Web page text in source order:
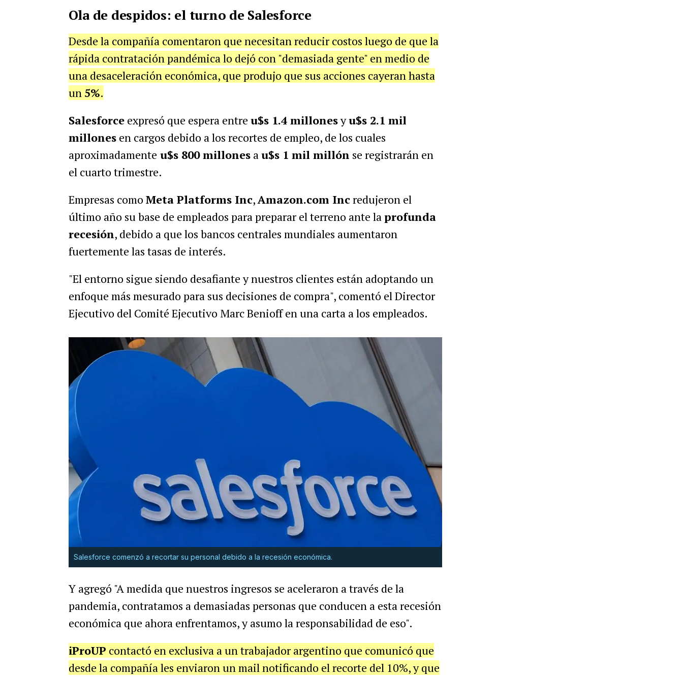
Ola de despidos: el turno de Salesforce
Desde la compañía comentaron que necesitan reducir costos luego de que la
rápida contratación pandémica lo dejó con "demasiada gente" en medio de
una desaceleración económica, que produjo que sus acciones cayeran hasta
un 5%.
Salesforceexpresó que espera entre u$s 1.4 millonesyu$s 2.1 mil
millonesen cargos debido a los recortes de empleo, de los cuales
aproximadamente u$s 800 millonesau$s 1 mil millón se registrarán en
el cuarto trimestre.
Empresas como Meta Platforms Inc,Amazon.com Incredujeron el
último año su base de empleados para preparar el terreno ante laprofunda
recesión, debido a que los bancos centrales mundiales aumentaron
fuertemente las tasas de interés.
"El entorno sigue siendo desafiante y nuestros clientes están adoptando un
enfoque más mesurado para sus decisiones de compra", comentó el Director
Ejecutivo del Comité Ejecutivo Marc Benioff en una carta a los empleados.
Salesforce comenzó a recortar su personal debido a la recesión económica.
Y agregó "A medida que nuestros ingresos se aceleraron a través de la
pandemia, contratamos a demasiadas personas que conducen a esta recesión
económica que ahora enfrentamos, y asumo la responsabilidad de eso".
iProUP contactó en exclusiva a un trabajador argentino que comunicó que
desde la compañía les enviaron un mail notificando el recorte del 10%, y que